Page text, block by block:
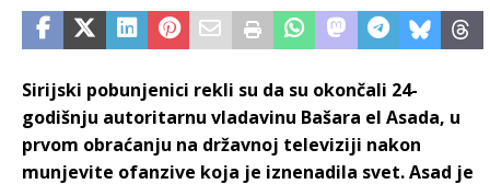
Sirijski pobunjenici rekli su da su okončali 24-
godišnju autoritarnu vladavinu Bašara el Asada, u
prvom obraćanju na državnoj televiziji nakon
munjevite ofanzive koja je iznenadila svet. Asad je